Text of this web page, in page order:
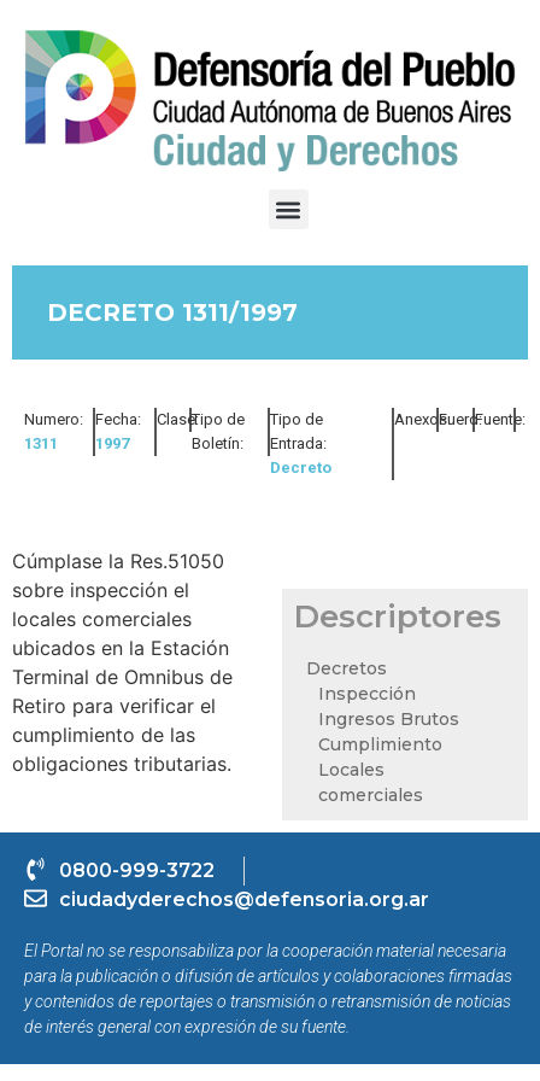
DECRETO 1311/1997
Numero:
1311
Fecha:
1997
Clase:Tipo de
Boletín:
Tipo de
Entrada:
Decreto
Anexos:Fuero:Fuente:
Cúmplase la Res.51050
sobre inspección el
locales comerciales
ubicados en la Estación
Terminal de Omnibus de
Retiro para verificar el
cumplimiento de las
obligaciones tributarias.
Descriptores
Decretos
Inspección
Ingresos Brutos
Cumplimiento
Locales
comerciales
0800-999-3722
ciudadyderechos@defensoria.org.ar
El Portal no se responsabiliza por la cooperación material necesaria
para la publicación o difusión de artículos y colaboraciones firmadas
y contenidos de reportajes o transmisión o retransmisión de noticias
de interés general con expresión de su fuente.